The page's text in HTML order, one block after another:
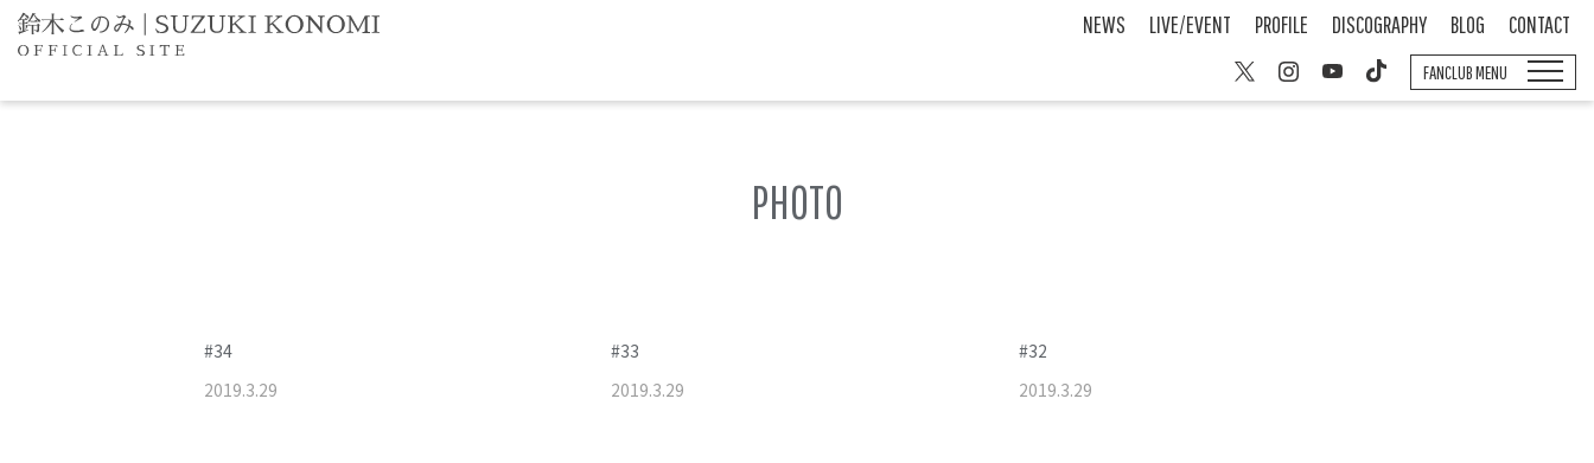
NEWS LIVE/EVENT PROFILE DISCOGRAPHY BLOG CONTACT
FANCLUB MENU
PHOTO
#34
2019.3.29
#33
2019.3.29
#32
2019.3.29